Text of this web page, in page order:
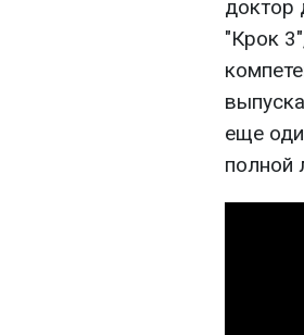
доктор
"Крок
еще
полной